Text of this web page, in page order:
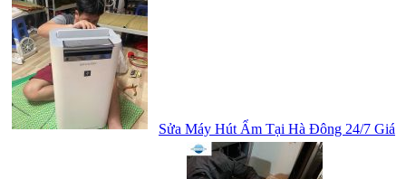
Sửa Máy Hút Ẩm Tại Hà Đông 24/7 Giá